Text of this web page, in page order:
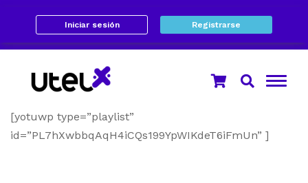
Iniciar sesión Registrarse
[yotuwp type=”playlist”
id=”PL7hXwbbqAqH4iCQs199YpWIKdeT6iFmUn” ]